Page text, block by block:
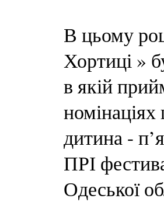
В цьому
Хортиці »
в якій
номінаціях
дитина -
ПРІ
Одеської